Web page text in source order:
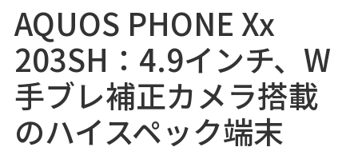
n
AQUOS PHONE Xx
203SH：4.9インチ、W
手ブレ補正カメラ搭載
のハイスペック端末